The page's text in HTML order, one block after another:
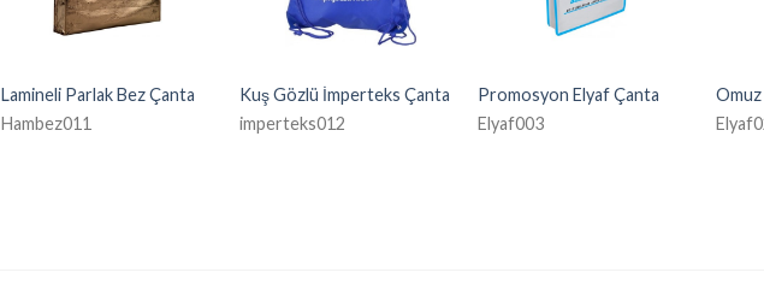
Lamineli Parlak Bez Çanta
Hambez011
Kuş Gözlü İmperteks Çanta
imperteks012
Promosyon Elyaf Çanta
Elyaf003
Omuz